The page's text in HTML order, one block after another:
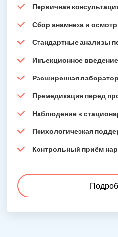
Первичная
Сбор анамнеза и осмотр
Стандартные анализы
Инъекционное
Расширенная
Премедикация перед
Наблюдение в
Психологическая
Контрольный приём